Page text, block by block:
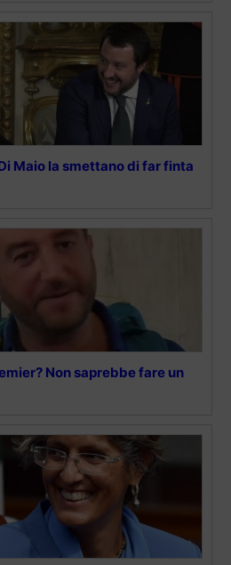
Maio la smettano di far finta
Non saprebbe fare un